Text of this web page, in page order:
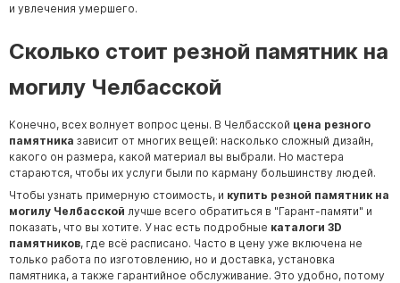
и увлечения умершего.
Сколько стоит резной памятник на
могилу Челбасской
Конечно, всех волнует вопрос цены. В Челбасской цена резного
памятника зависит от многих вещей: насколько сложный дизайн,
какого он размера, какой материал вы выбрали. Но мастера
стараются, чтобы их услуги были по карману большинству людей.
Чтобы узнать примерную стоимость, и купить резной памятник на
могилу Челбасской лучше всего обратиться в "Гарант-памяти" и
показать, что вы хотите. У нас есть подробные каталоги 3D
памятников, где всё расписано. Часто в цену уже включена не
только работа по изготовлению, но и доставка, установка
памятника, а также гарантийное обслуживание. Это удобно, потому